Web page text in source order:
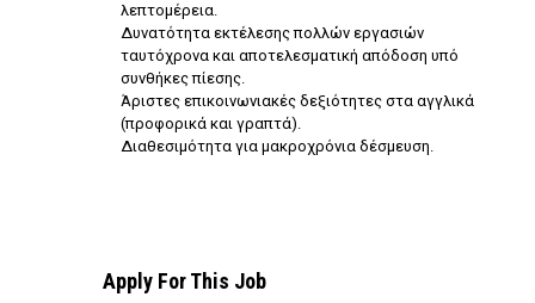
λεπτομέρεια.
Δυνατότητα εκτέλεσης πολλών εργασιών
ταυτόχρονα και αποτελεσματική απόδοση υπό
συνθήκες πίεσης.
Άριστες επικοινωνιακές δεξιότητες στα αγγλικά
(προφορικά και γραπτά).
Διαθεσιμότητα για μακροχρόνια δέσμευση.
Apply For This Job